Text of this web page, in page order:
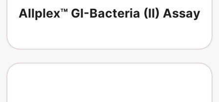
Allplex™ GI-Bacteria (II) Assay